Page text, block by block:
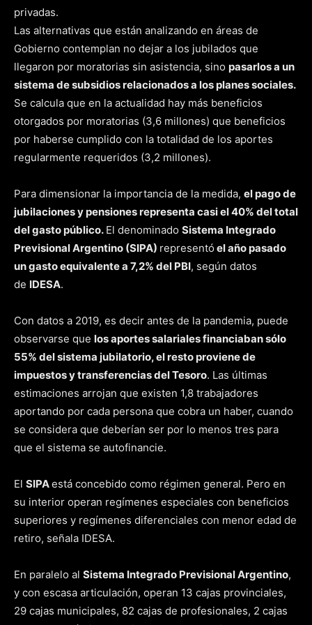
privadas.
Las alternativas que están analizando en áreas de
Gobierno contemplan no dejar a los jubilados que
llegaron por moratorias sin asistencia, sino pasarlos a un
sistema de subsidios relacionados a los planes sociales.
Se calcula que en la actualidad hay más beneficios
otorgados por moratorias (3,6 millones) que beneficios
por haberse cumplido con la totalidad de los aportes
regularmente requeridos (3,2 millones).
Para dimensionar la importancia de la medida, el pago de
jubilaciones y pensiones representa casi el 40% del total
del gasto público. El denominado Sistema Integrado
Previsional Argentino (SIPA) representó el año pasado
un gasto equivalente a 7,2% del PBI, según datos
de IDESA.
Con datos a 2019, es decir antes de la pandemia, puede
observarse que los aportes salariales financiaban sólo
55% del sistema jubilatorio, el resto proviene de
impuestos y transferencias del Tesoro. Las últimas
estimaciones arrojan que existen 1,8 trabajadores
aportando por cada persona que cobra un haber, cuando
se considera que deberían ser por lo menos tres para
que el sistema se autofinancie.
El SIPAestá concebido como régimen general. Pero en
su interior operan regímenes especiales con beneficios
superiores y regímenes diferenciales con menor edad de
retiro, señala IDESA.
En paralelo al Sistema Integrado Previsional Argentino,
y con escasa articulación, operan 13 cajas provinciales,
29 cajas municipales, 82 cajas de profesionales, 2 cajas